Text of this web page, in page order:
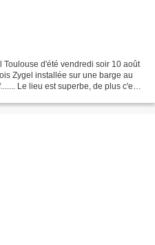
d'été vendredi soir 10 août
Zygel installée sur une barge au
Le lieu est superbe, de plus c'est